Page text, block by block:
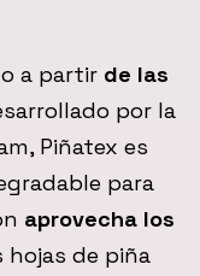
a partir de las
por la
Piñatex es
para
aprovecha los
hojas de piña